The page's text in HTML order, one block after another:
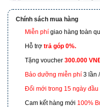
173 Nguyễn Thái
Chí Minh
601 Hoàng Liên, TP
Chính sách mua hàng
Miễn phí giao hàng toàn
Hỗ trợ trả góp 0%.
Tặng voucher 300.000
Bảo dưỡng miễn phí 3 lần
Đổi mới trong 15 ngày đầu
Cam kết hàng mới 100%